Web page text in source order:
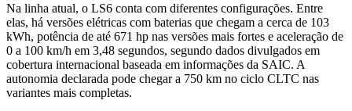
Na linha atual, o LS6 conta com diferentes configurações. Entre
elas, há versões elétricas com baterias que chegam a cerca de 103
kWh, potência de até 671 hp nas versões mais fortes e aceleração de
0 a 100 km/h em 3,48 segundos, segundo dados divulgados em
cobertura internacional baseada em informações da SAIC. A
autonomia declarada pode chegar a 750 km no ciclo CLTC nas
variantes mais completas.